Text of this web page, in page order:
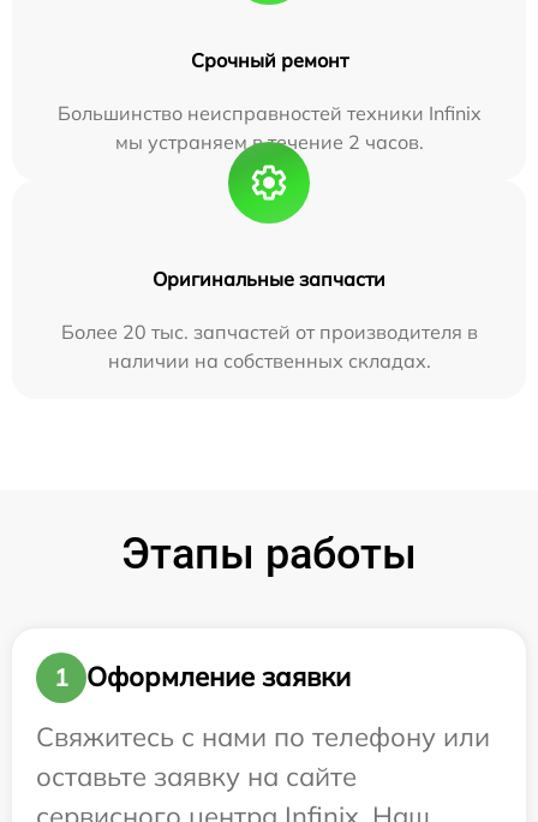
Срочный ремонт
Большинство неисправностей техники Infinix
мы устраняем в течение 2 часов.
Оригинальные запчасти
Более 20 тыс. запчастей от производителя в
наличии на собственных складах.
Этапы работы
1
Оформление заявки
Свяжитесь с нами по телефону или
оставьте заявку на сайте